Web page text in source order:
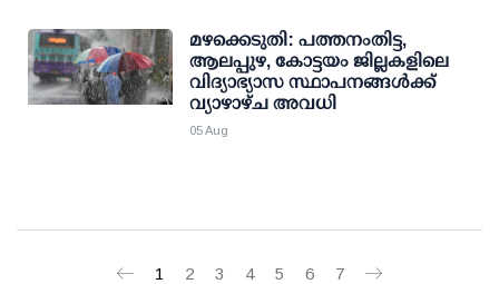
മഴക്കെടുതി: പത്തനംതിട്ട,
ആലപ്പുഴ, കോട്ടയം ജില്ലകളിലെ
വിദ്യാഭ്യാസ സ്ഥാപനങ്ങള്‍ക്ക്
വ്യാഴാഴ്ച അവധി
05 Aug
1 2 3 4 5 6 7